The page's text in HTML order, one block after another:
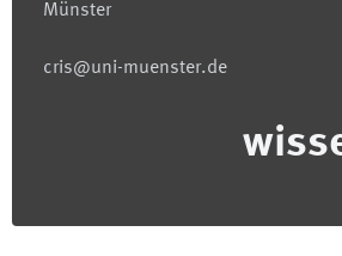
Münster
cris@uni-muenster.de